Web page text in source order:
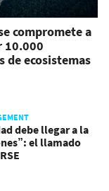
compromete a
10.000
de ecosistemas
debe llegar a la
el llamado